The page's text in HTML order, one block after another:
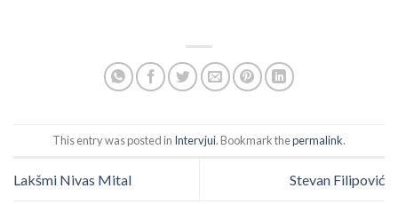
This entry was posted in Intervjui. Bookmark thepermalink.
Lakšmi Nivas Mital Stevan Filipović